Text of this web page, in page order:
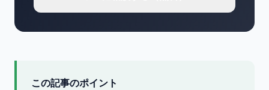
この記事のポイント